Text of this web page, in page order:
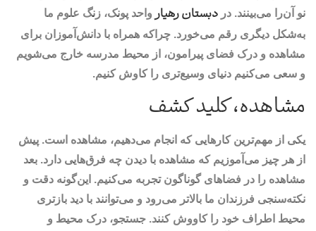
نو آن‌را می‌بینند. در دبستان رهیار واحد پونک، زنگ علوم ما
به‌شکل دیگری رقم می‌خورد. چراکه همراه با دانش‌آموزان برای
مشاهده و درک فضای پیرامون، از محیط مدرسه خارج می‌شویم
و سعی می‌کنیم دنیای وسیع‌تری را کاوش کنیم.
مشاهده، کلید کشف
یکی از مهم‌ترین کارهایی که انجام می‌دهیم، مشاهده است. پیش
از هر چیز می‌آموزیم که مشاهده با دیدن چه فرق‌هایی دارد. بعد
مشاهده را در فضاهای گوناگون تجربه می‌کنیم. این‌گونه دقت و
نکته‌سنجی فرزندان ما بالاتر می‌رود و می‌توانند با دید بازتری
محیط اطراف خود را کاووش کنند. جستجو، درک محیط و